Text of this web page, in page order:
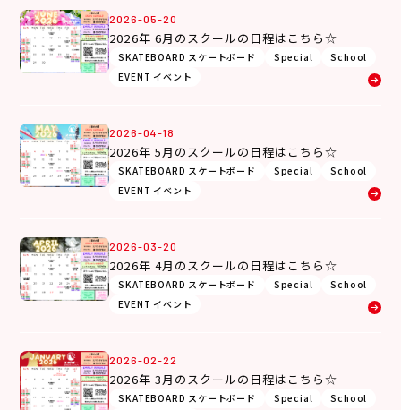
2026-05-20
2026年 6月のスクールの日程はこちら☆
SKATEBOARD スケートボード Special
School
EVENT イベント
2026-04-18
2026年 5月のスクールの日程はこちら☆
SKATEBOARD スケートボード Special
School
EVENT イベント
2026-03-20
2026年 4月のスクールの日程はこちら☆
SKATEBOARD スケートボード Special
School
EVENT イベント
2026-02-22
2026年 3月のスクールの日程はこちら☆
SKATEBOARD スケートボード Special
School